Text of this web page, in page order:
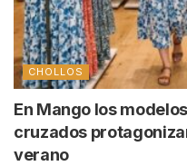
CHOLLOS
En Mango los
cruzados
verano